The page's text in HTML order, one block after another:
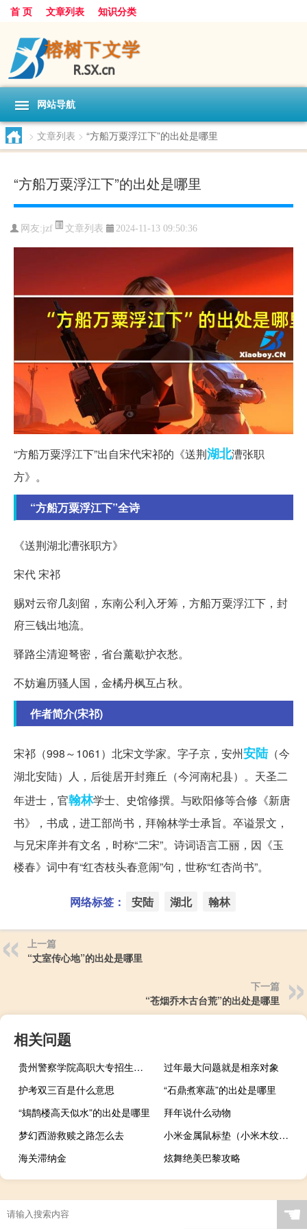
首 页 文章列表 知识分类
网站导航
> 文章列表 > “方船万粟浮江下”的出处是哪里
“方船万粟浮江下”的出处是哪里
网友:jzf 文章列表 2024-11-13 09:50:36
“方船万粟浮江下”出自宋代宋祁的《送荆湖北漕张职
方》。
“方船万粟浮江下”全诗
《送荆湖北漕张职方》
宋代 宋祁
赐对云帘几刻留，东南公利入牙筹，方船万粟浮江下，封
府三钱出地流。
驿路尘清迎弩密，省台薰歇护衣愁。
不妨遍历骚人国，金橘丹枫互占秋。
作者简介(宋祁)
宋祁（998～1061）北宋文学家。字子京，安州安陆（今
湖北安陆）人，后徙居开封雍丘（今河南杞县）。天圣二
年进士，官翰林学士、史馆修撰。与欧阳修等合修《新唐
书》，书成，进工部尚书，拜翰林学士承旨。卒谥景文，
与兄宋庠并有文名，时称“二宋”。诗词语言工丽，因《玉
楼春》词中有“红杏枝头春意闹”句，世称“红杏尚书”。
网络标签： 安陆 湖北 翰林
上一篇
“丈室传心地”的出处是哪里
下一篇
“苍烟乔木古台荒”的出处是哪里
相关问题
贵州警察学院高职大专招生要求
过年最大问题就是相亲对象
护考双三百是什么意思
“石鼎煮寒蔬”的出处是哪里
“鳷鹊楼高天似水”的出处是哪里
拜年说什么动物
梦幻西游救赎之路怎么去
小米金属鼠标垫（小米木纹鼠标垫和金属鼠标垫哪个好）
海关滞纳金
炫舞绝美巴黎攻略
☚